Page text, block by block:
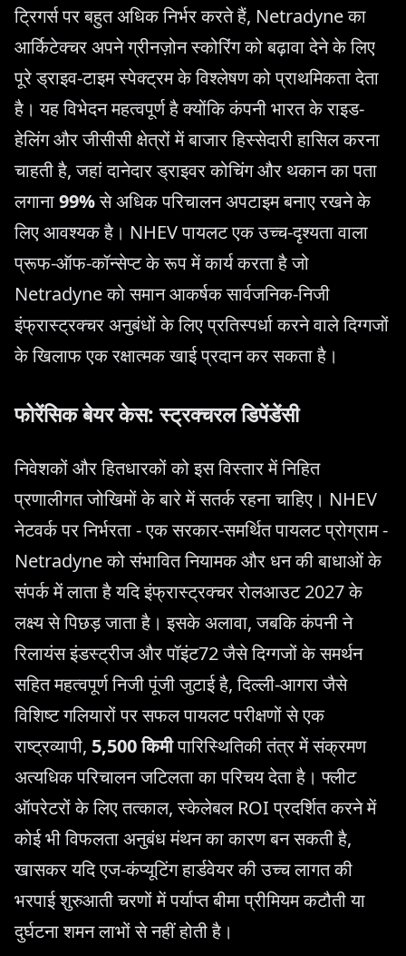
ट्रिगर्स पर बहुत अधिक निर्भर करते हैं, Netradyne का
आर्किटेक्चर अपने ग्रीनज़ोन स्कोरिंग को बढ़ावा देने के लिए
पूरे ड्राइव-टाइम स्पेक्ट्रम के विश्लेषण को प्राथमिकता देता
है। यह विभेदन महत्वपूर्ण है क्योंकि कंपनी भारत के राइड-
हेलिंग और जीसीसी क्षेत्रों में बाजार हिस्सेदारी हासिल करना
चाहती है, जहां दानेदार ड्राइवर कोचिंग और थकान का पता
लगाना99%से अधिक परिचालन अपटाइम बनाए रखने के
लिए आवश्यक है। NHEV पायलट एक उच्च-दृश्यता वाला
प्रूफ-ऑफ-कॉन्सेप्ट के रूप में कार्य करता है जो
Netradyne को समान आकर्षक सार्वजनिक-निजी
इंफ्रास्ट्रक्चर अनुबंधों के लिए प्रतिस्पर्धा करने वाले दिग्गजों
के खिलाफ एक रक्षात्मक खाई प्रदान कर सकता है।
फोरेंसिक बेयर केस: स्ट्रक्चरल डिपेंडेंसी
निवेशकों और हितधारकों को इस विस्तार में निहित
प्रणालीगत जोखिमों के बारे में सतर्क रहना चाहिए। NHEV
नेटवर्क पर निर्भरता - एक सरकार-समर्थित पायलट प्रोग्राम -
Netradyne को संभावित नियामक और धन की बाधाओं के
संपर्क में लाता है यदि इंफ्रास्ट्रक्चर रोलआउट 2027 के
लक्ष्य से पिछड़ जाता है। इसके अलावा, जबकि कंपनी ने
रिलायंस इंडस्ट्रीज और पॉइंट72 जैसे दिग्गजों के समर्थन
सहित महत्वपूर्ण निजी पूंजी जुटाई है, दिल्ली-आगरा जैसे
विशिष्ट गलियारों पर सफल पायलट परीक्षणों से एक
राष्ट्रव्यापी, 5,500 किमीपारिस्थितिकी तंत्र में संक्रमण
अत्यधिक परिचालन जटिलता का परिचय देता है। फ्लीट
ऑपरेटरों के लिए तत्काल, स्केलेबल ROI प्रदर्शित करने में
कोई भी विफलता अनुबंध मंथन का कारण बन सकती है,
खासकर यदि एज-कंप्यूटिंग हार्डवेयर की उच्च लागत की
भरपाई शुरुआती चरणों में पर्याप्त बीमा प्रीमियम कटौती या
दुर्घटना शमन लाभों से नहीं होती है।